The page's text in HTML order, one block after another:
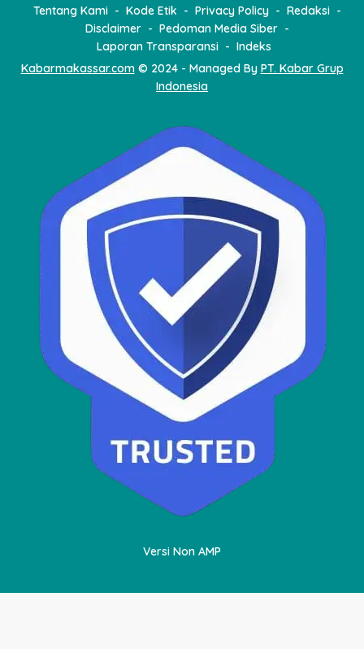
Tentang Kami Kode Etik Privacy Policy
Redaksi
Disclaimer
Pedoman Media Siber
Laporan Transparansi
Indeks
Kabarmakassar.com© 2024 - Managed By PT. Kabar Grup
Indonesia
Versi Non AMP